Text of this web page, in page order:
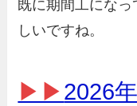
既に期間工にな
しいですね。
▶▶2026